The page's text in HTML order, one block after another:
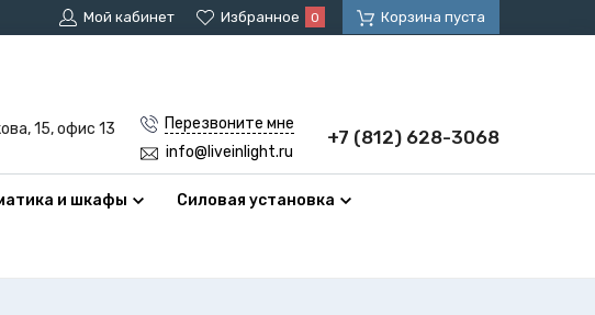
Мой кабинет Избранное 0 Корзина пуста
15, офис 13
Перезвоните мне
info@liveinlight.ru
+7 (812) 628-3068
и шкафы Силовая установка